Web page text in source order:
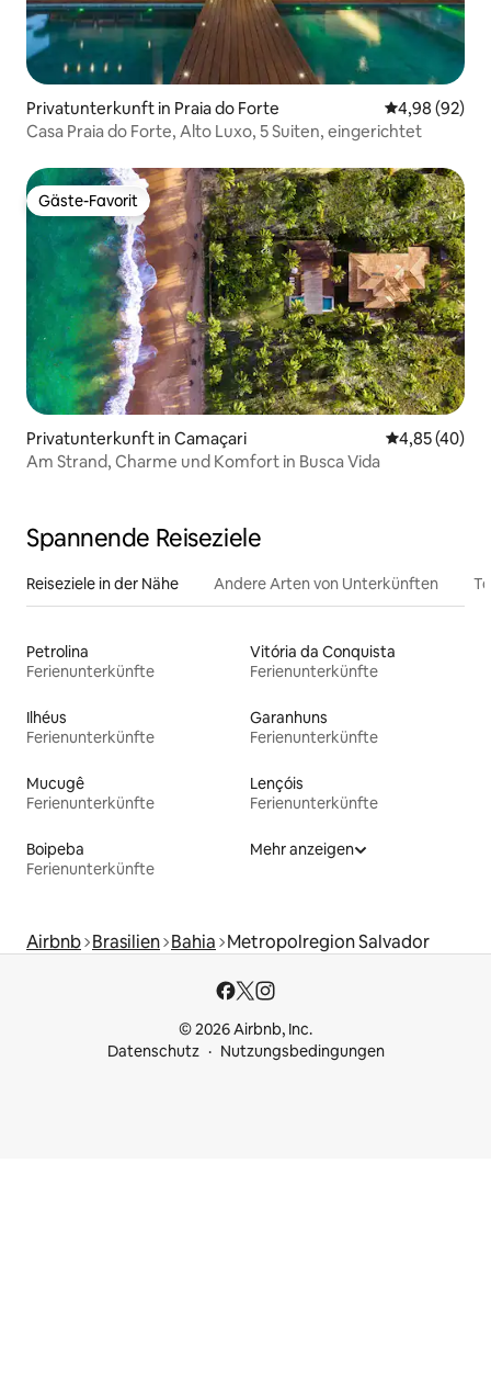
Privatunterkunft in Praia do Forte
4,98 (92)
Casa Praia do Forte, Alto Luxo, 5 Suiten, eingerichtet
Gäste-Favorit
Gäste-Favorit
Privatunterkunft in Camaçari
4,85 (40)
Am Strand, Charme und Komfort in Busca Vida
Spannende Reiseziele
Reiseziele in der Nähe Andere Arten von Unterkünften
Petrolina
Ferienunterkünfte
Vitória da Conquista
Ferienunterkünfte
Ilhéus
Ferienunterkünfte
Garanhuns
Ferienunterkünfte
Mucugê
Ferienunterkünfte
Lençóis
Ferienunterkünfte
Boipeba
Ferienunterkünfte
Mehr anzeigen
Airbnb Brasilien Bahia Metropolregion Salvador
© 2026 Airbnb, Inc.
Datenschutz
Nutzungsbedingungen